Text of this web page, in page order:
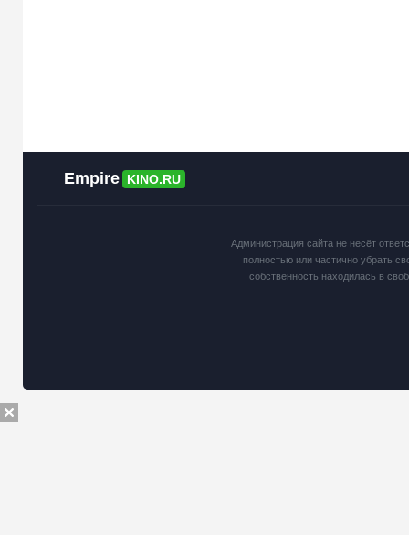
Empire KINO.RU
Администрация сайта не несёт
полностью или частично убрать
собственность находилась в